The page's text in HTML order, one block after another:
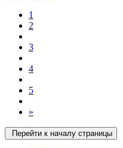
1
2
3
4
5
»
Перейти к началу страницы